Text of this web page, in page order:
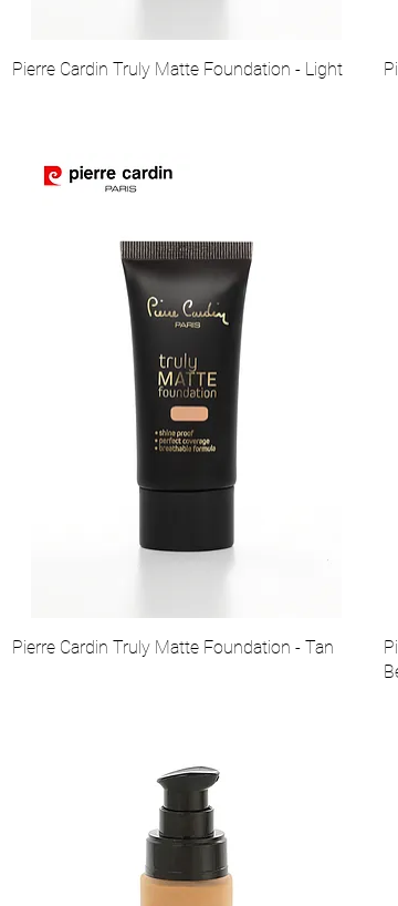
Pierre Cardin Truly Matte Foundation - Light
Pierre Cardin Truly Matte Foundation - Tan